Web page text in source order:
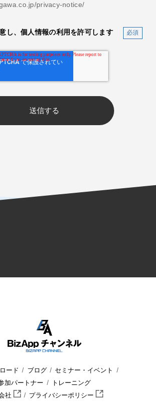
privacy-notice/
し、個人情報の利用を許可します
ード ブログ
セミナー・イベント
加パートナー
トレーニング
社
プライバシーポリシー